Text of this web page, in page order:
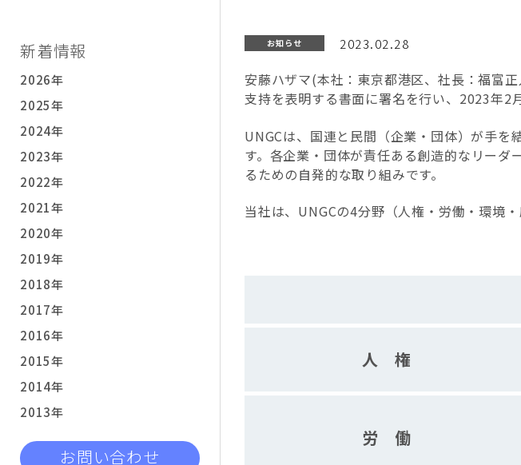
新着情報
2026年
2025年
2024年
2023年
2022年
2021年
2020年
2019年
2018年
2017年
2016年
2015年
2014年
2013年
お問い合わせ
お知らせ 2023.02.28
安藤ハザマ(本社：東京都港区、社長：福富正
支持を表明する書面に署名を行い、 2023年2
UNGCは、国連と民間（企業・団体）が手
す。各企業・団体が責任ある創造的なリー
るための自発的な取り組みです。
当社は、 UNGCの4分野（人権・労働・環境・
人 権
労 働